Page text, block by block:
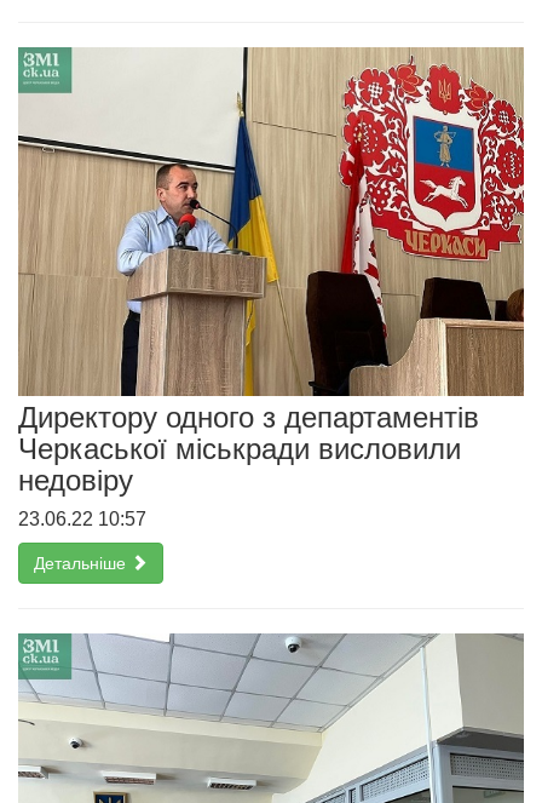
Директору одного з департаментів
Черкаської міськради висловили
недовіру
23.06.22 10:57
Детальніше